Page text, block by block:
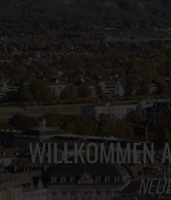
WILLKOMMEN